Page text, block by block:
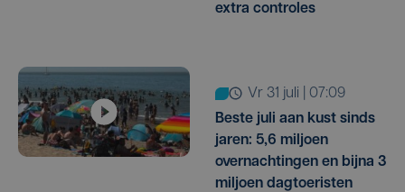
extra controles
vr 31 juli | 07:09
Beste juli aan kust sinds
jaren: 5,6 miljoen
overnachtingen en bijna 3
miljoen dagtoeristen